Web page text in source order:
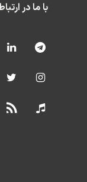
با ما در